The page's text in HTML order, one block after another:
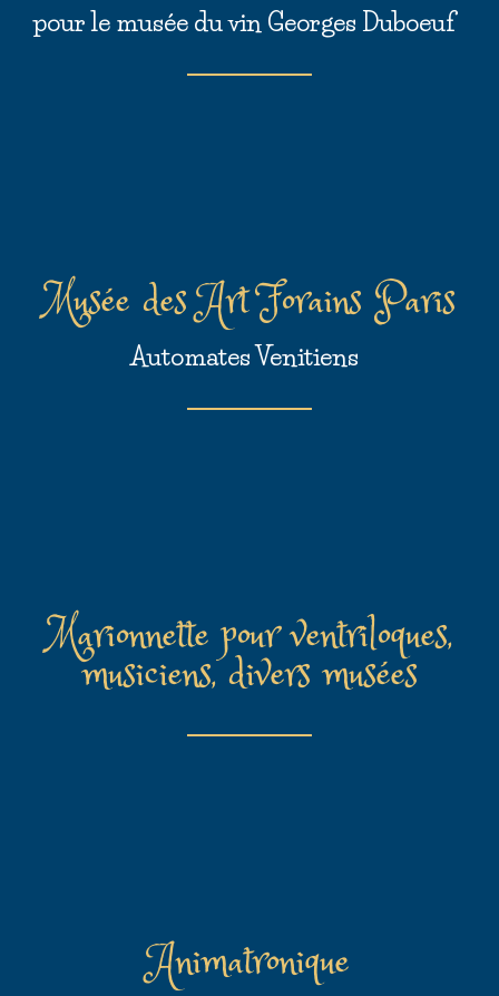
pour le musée du vin Georges Duboeuf
Musée des Art Forains Paris
Automates Venitiens
Marionnette pour ventriloques,
musiciens, divers musées
Animatronique